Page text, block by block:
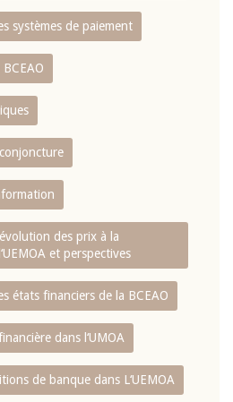
systèmes de paiement
des prix à la
et perspectives
états financiers de la BCEAO
dans l‘UMOA
de banque dans L‘UEMOA